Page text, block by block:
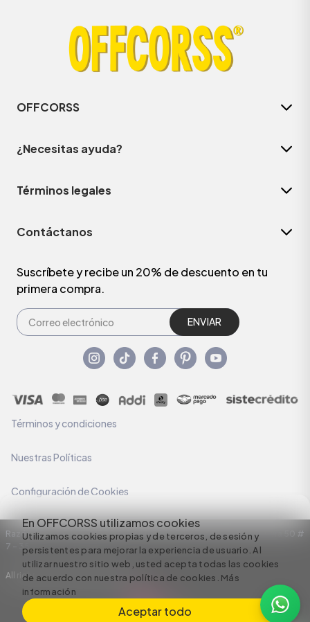
En OFFCORSS utilizamos cookies
Utilizamos cookies propias y de terceros, de sesión y
persistentes para mejorar la experiencia de usuario. Al
utilizar nuestro sitio web, usted acepta todas las cookies
de acuerdo con nuestra política de cookies. Más
información
Aceptar todo
OFFCORSS
¿Necesitas ayuda?
Términos legales
Contáctanos
Suscríbete y recibe un 20% de descuento en tu
primera compra.
ENVIAR
Términos y condiciones
Nuestras Políticas
Configuración de Cookies
Razón Social: C.I HERMECO S.A. NIT: 890924167-6 Dirección: Carrera 50 #
7 – 35
All rights reserved empowered by